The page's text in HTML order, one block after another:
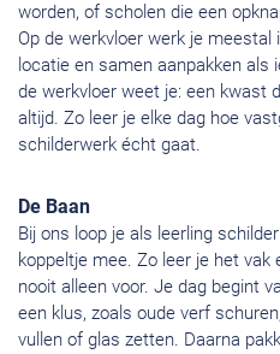
worden, of scholen die een
Op de werkvloer werk je meestal
locatie en samen aanpakken
de werkvloer weet je: een kwast
altijd. Zo leer je elke dag hoe
schilderwerk écht gaat.
De Baan
Bij ons loop je als leerling
koppeltje mee. Zo leer je het
nooit alleen voor. Je dag begint
een klus, zoals oude verf
vullen of glas zetten. Daarna